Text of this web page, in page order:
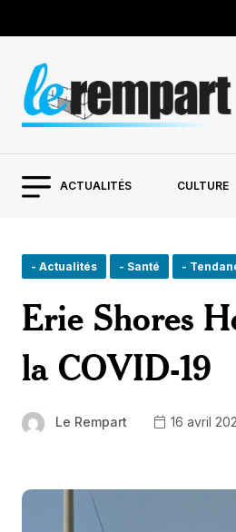
ACTUALITÉS CULTURE
- Actualités - Santé -
Erie Shores
la COVID-19
Le Rempart 16 avril